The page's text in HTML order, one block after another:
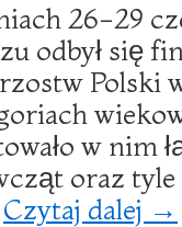
26-29
odbył się
Polski
w nim
oraz tyle
Czytaj dalej →